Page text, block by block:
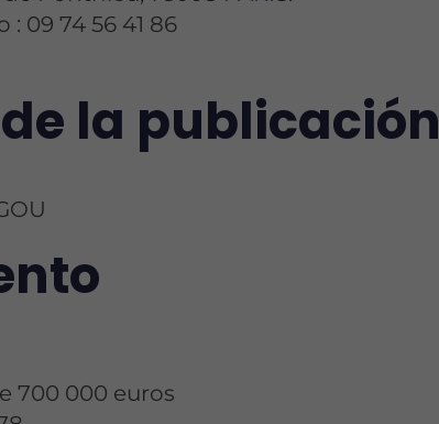
09 74 56 41 86
la publicación
700 000 euros